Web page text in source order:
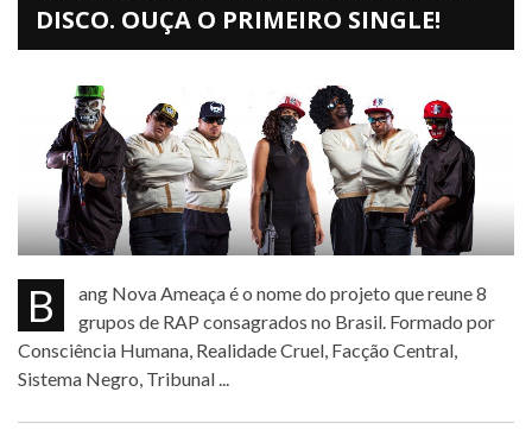
DISCO. OUÇA O PRIMEIRO SINGLE!
Bang Nova Ameaça é o nome do projeto que reune 8
grupos de RAP consagrados no Brasil. Formado por
Consciência Humana, Realidade Cruel, Facção Central,
Sistema Negro, Tribunal ...